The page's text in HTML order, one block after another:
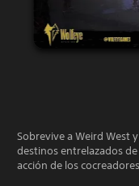
Sobrevive a Weird West
destinos entrelazados
acción de los